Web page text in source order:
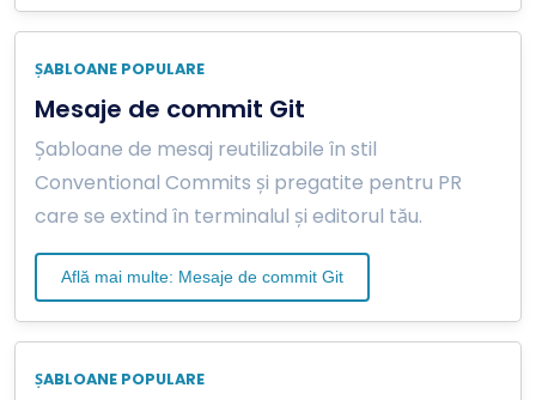
ȘABLOANE POPULARE
Mesaje de commit Git
Șabloane de mesaj reutilizabile în stil
Conventional Commits și pregatite pentru PR
care se extind în terminalul și editorul tău.
Află mai multe: Mesaje de commit Git
ȘABLOANE POPULARE